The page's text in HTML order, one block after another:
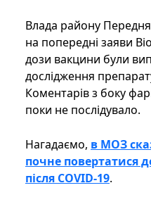
Влада району
на попередні заяви
дози вакцини були
дослідження
Коментарів з боку
поки не послідувало.
Нагадаємо, в МОЗ
почне повертатися
після COVID-19.